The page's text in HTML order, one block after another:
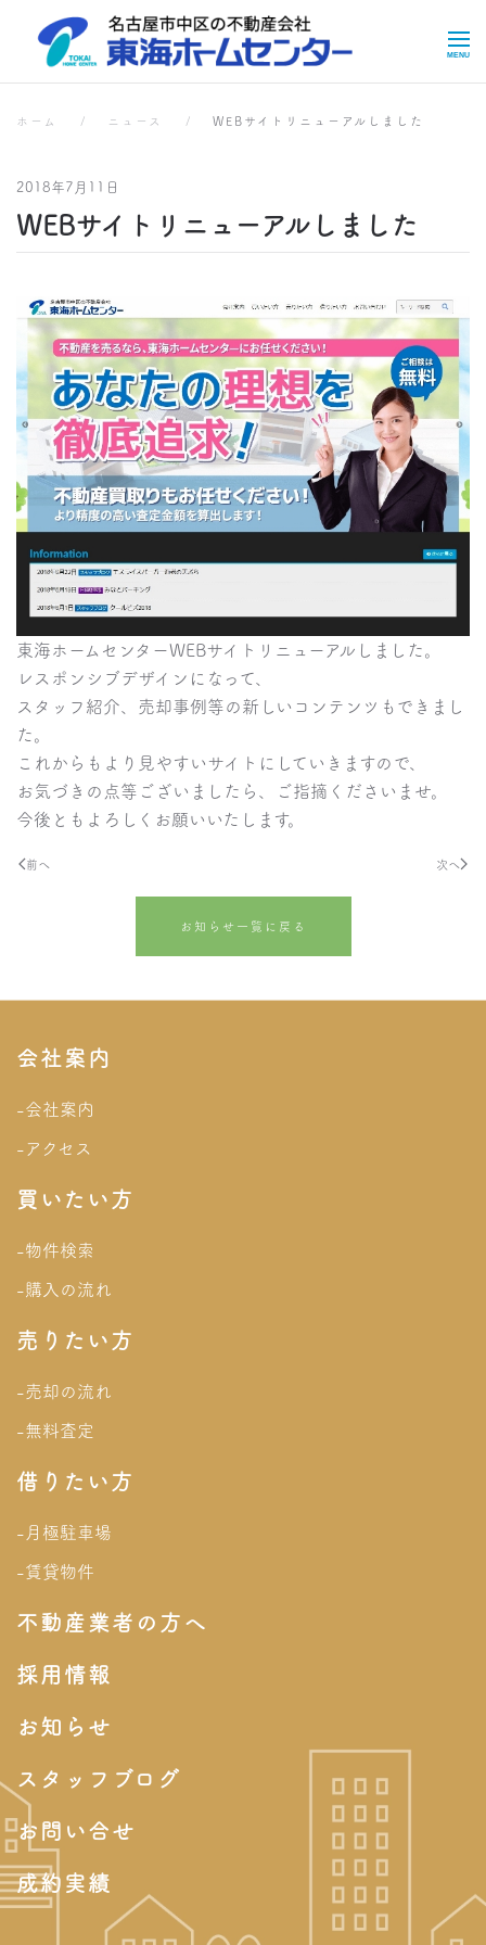
Skip to main content
お知らせ
お知らせ
ホーム ニュース WEBサイトリニューアルしました
2018年7月11日
WEBサイトリニューアルしました
東海ホームセンターWEBサイトリニューアルしました。
レスポンシブデザインになって、
スタッフ紹介、売却事例等の新しいコンテンツもできまし
た。
これからもより見やすいサイトにしていきますので、
お気づきの点等ございましたら、ご指摘くださいませ。
今後ともよろしくお願いいたします。
前へ 次へ
お知らせ一覧に戻る
会社案内
-会社案内
-アクセス
買いたい方
-物件検索
-購入の流れ
売りたい方
-売却の流れ
-無料査定
借りたい方
-月極駐車場
-賃貸物件
不動産業者の方へ
採用情報
お知らせ
スタッフブログ
お問い合せ
成約実績